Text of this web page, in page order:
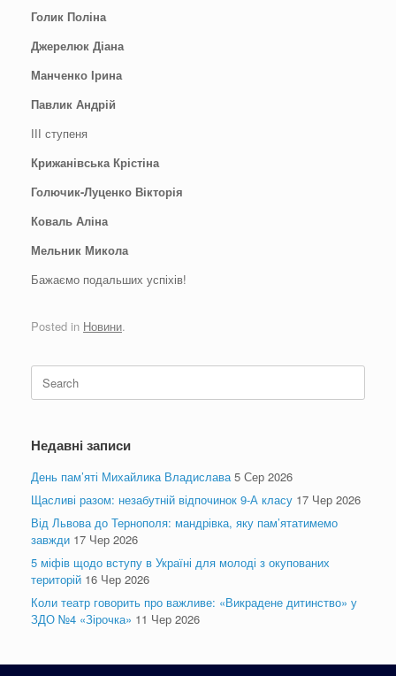
Голик Поліна
Джерелюк Діана
Манченко Ірина
Павлик Андрій
ІІІ ступеня
Крижанівська Крістіна
Голючик-Луценко Вікторія
Коваль Аліна
Мельник Микола
Бажаємо подальших успіхів!
Posted in Новини.
Search
for:
Недавні записи
День пам’яті Михайлика Владислава 5 Сер 2026
Щасливі разом: незабутній відпочинок 9-А класу 17 Чер 2026
Від Львова до Тернополя: мандрівка, яку пам’ятатимемо
завжди 17 Чер 2026
5 міфів щодо вступу в Україні для молоді з окупованих
територій 16 Чер 2026
Коли театр говорить про важливе: «Викрадене дитинство» у
ЗДО №4 «Зірочка» 11 Чер 2026